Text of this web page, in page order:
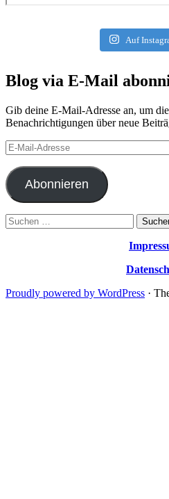
Auf
Blog via E-Mail
Gib deine E-Mail-Adresse an, um
Benachrichtigungen über neue
E-
Mail-
Adresse
Abonnieren
Suchen
nach:
Proudly powered by WordPress ·